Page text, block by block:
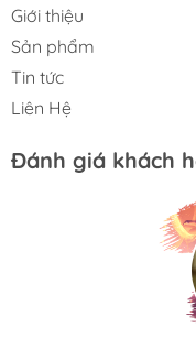
Giới thiệu
Sản phẩm
Tin tức
Liên Hệ
Đánh giá khách